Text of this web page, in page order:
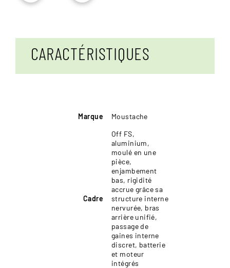
CARACTÉRISTIQUES
Marque Moustache
Cadre
Off FS,
aluminium,
moulé en une
pièce,
enjambement
bas, rigidité
accrue grâce sa
structure interne
nervurée, bras
arrière unifié,
passage de
gaines interne
discret, batterie
et moteur
intégrés